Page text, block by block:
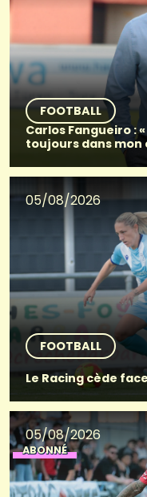
FOOTBALL
Carlos Fangueiro :
toujours dans mon
05/08/2026
FOOTBALL
Le Racing cède
05/08/2026
ABONNÉ